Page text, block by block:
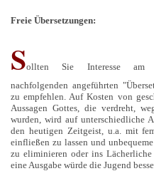
Freie Übersetzungen:
Sollten Sie Interesse
nachfolgenden angeführten
zu empfehlen. Auf Kosten von
Aussagen Gottes, die verdreht,
wurden, wird auf unterschiedliche
den heutigen Zeitgeist, u.a. mit
einfließen zu lassen und
zu eliminieren oder ins
eine Ausgabe würde die Jugend